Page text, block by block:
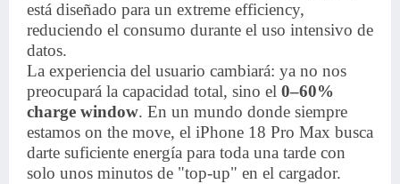
está diseñado para un extreme efficiency,
reduciendo el consumo durante el uso intensivo de
datos.
La experiencia del usuario cambiará: ya no nos
preocupará la capacidad total, sino el 0–60%
charge window. En un mundo donde siempre
estamos on the move, el iPhone 18 Pro Max busca
darte suficiente energía para toda una tarde con
solo unos minutos de "top-up" en el cargador.